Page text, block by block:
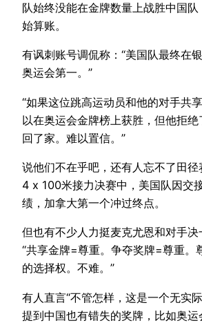
队始终没能在金牌数量上战胜中国
始算账。
有讽刺账号调侃称：“美国队最终在
奥运会第一。”
“如果这位跳高运动员和他的对手共
以在奥运会金牌榜上获胜，但他拒
回了家。难以置信。”
说他们不在乎吧，还有人忘不了田
4 x 100米接力决赛中，美国队因交
绩，加拿大第一个冲过终点。
但也有不少人力挺麦克尤恩和对手决
“共享金牌=尊重。争夺奖牌=尊重。
的选择权。不难。”
有人直言“不管怎样，这是一个无实
提到中国也有错失的奖牌，比如奥运